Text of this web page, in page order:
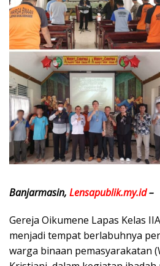
Banjarmasin, Lensapublik.my.id–
Gereja Oikumene Lapas Kelas
menjadi tempat berlabuhnya
warga binaan pemasyarakatan